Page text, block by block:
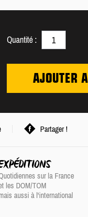
Quantité :
AJOUTER
Partager !
sur la France
les DOM/TOM
aussi à l'international